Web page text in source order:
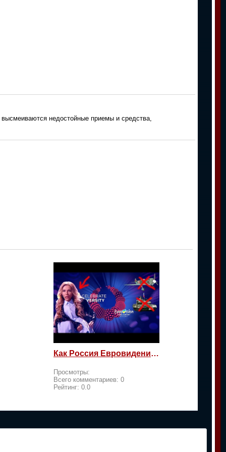
недостойные приемы и средства,
Как Россия Евровидение на жалость берет
Просмотры:
Всего комментариев: 0
Рейтинг: 0.0